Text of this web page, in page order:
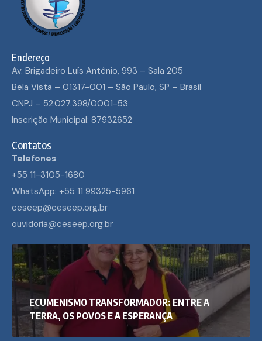
Endereço
Av. Brigadeiro Luís Antônio, 993 – Sala 205
Bela Vista – 01317-001 – São Paulo, SP – Brasil
CNPJ – 52.027.398/0001-53
Inscrição Municipal: 87932652
Contatos
Telefones
+55 11-3105-1680
WhatsApp: +55 11 99325-5961
ceseep@ceseep.org.br
ouvidoria@ceseep.org.br
ECUMENISMO TRANSFORMADOR: ENTRE A
TERRA, OS POVOS E A ESPERANÇA